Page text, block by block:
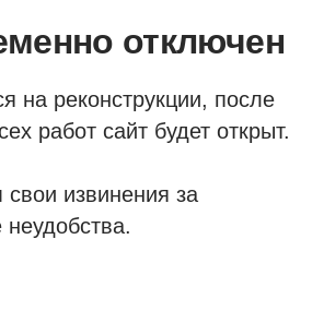
отключен
на реконструкции, после
работ сайт будет открыт.
извинения за